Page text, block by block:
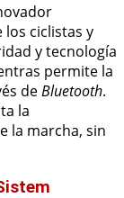
ciclistas y
y tecnología
permite la
deBluetooth.
la
la marcha, sin